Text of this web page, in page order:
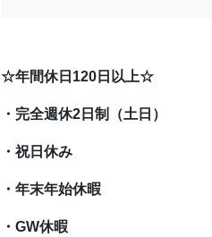
☆年間休日120日以上☆
・完全週休2日制（土日）
・祝日休み
・年末年始休暇
・GW休暇